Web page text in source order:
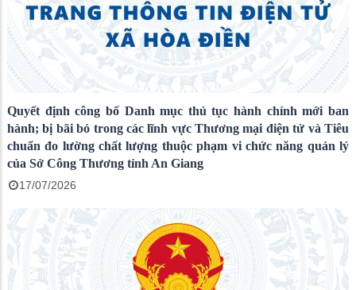
Quyết định công bố Danh mục thủ tục hành chính mới ban
hành; bị bãi bỏ trong các lĩnh vực Thương mại điện tử và Tiêu
chuẩn đo lường chất lượng thuộc phạm vi chức năng quản lý
của Sở Công Thương tỉnh An Giang
17/07/2026